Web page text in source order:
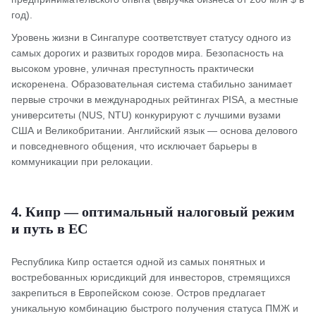
год).
Уровень жизни в Сингапуре соответствует статусу одного из
самых дорогих и развитых городов мира. Безопасность на
высоком уровне, уличная преступность практически
искоренена. Образовательная система стабильно занимает
первые строчки в международных рейтингах PISA, а местные
университеты (NUS, NTU) конкурируют с лучшими вузами
США и Великобритании. Английский язык — основа делового
и повседневного общения, что исключает барьеры в
коммуникации при релокации.
4. Кипр — оптимальный налоговый режим
и путь в ЕС
Республика Кипр остается одной из самых понятных и
востребованных юрисдикций для инвесторов, стремящихся
закрепиться в Европейском союзе. Остров предлагает
уникальную комбинацию быстрого получения статуса ПМЖ и